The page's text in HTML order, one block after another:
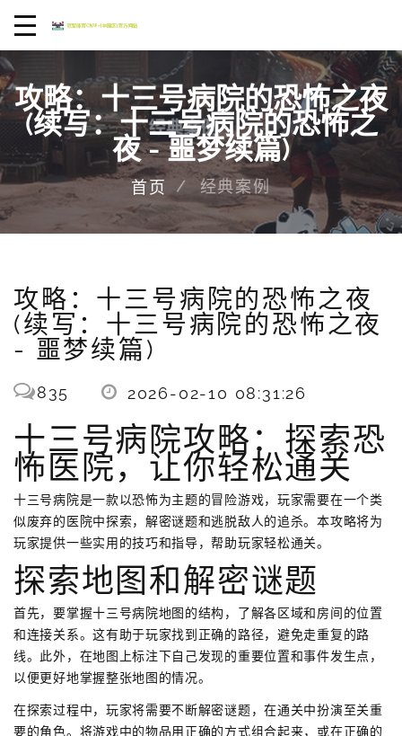
攻略：十三号病院的恐怖之夜
(续写：十三号病院的恐怖之
夜 - 噩梦续篇)
首页 经典案例
攻略：十三号病院的恐怖之夜
(续写：十三号病院的恐怖之夜
- 噩梦续篇)
835 2026-02-10 08:31:26
十三号病院攻略：探索恐
怖医院，让你轻松通关
十三号病院是一款以恐怖为主题的冒险游戏，玩家需要在一个类
似废弃的医院中探索，解密谜题和逃脱敌人的追杀。本攻略将为
玩家提供一些实用的技巧和指导，帮助玩家轻松通关。
探索地图和解密谜题
首先，要掌握十三号病院地图的结构，了解各区域和房间的位置
和连接关系。这有助于玩家找到正确的路径，避免走重复的路
线。此外，在地图上标注下自己发现的重要位置和事件发生点，
以便更好地掌握整张地图的情况。
在探索过程中，玩家将需要不断解密谜题，在通关中扮演至关重
要的角色。将游戏中的物品用正确的方式组合起来，或在正确的